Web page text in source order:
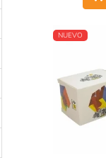
NUEVO